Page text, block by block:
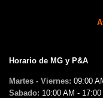
Horario de MG y P&A
Martes - Viernes: 09:00
Sabado: 10:00 AM - 17:00